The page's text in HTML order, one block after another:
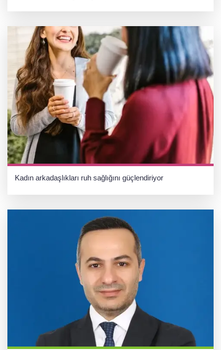
Kadın arkadaşlıkları ruh sağlığını güçlendiriyor